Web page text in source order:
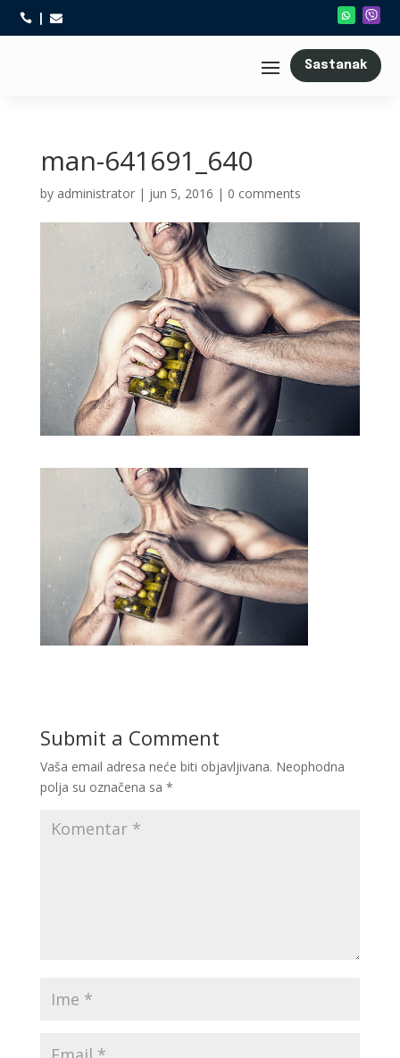
 
Sastanak
man-641691_640
by administrator| jun 5, 2016 | 0 comments
Submit a Comment
Vaša email adresa neće biti objavljivana. Neophodna
polja su označena sa *